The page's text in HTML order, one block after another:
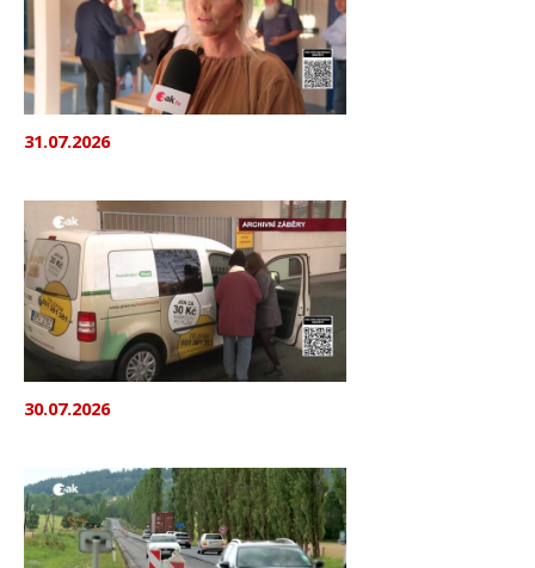
31.07.2026
30.07.2026